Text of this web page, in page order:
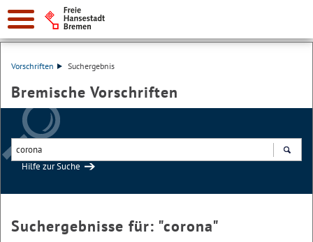
Vorschriften Suchergebnis
Bremische Vorschriften
Hilfe zur Suche
Suchergebnisse für: "corona"